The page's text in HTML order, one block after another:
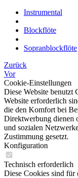
Instrumental
Blockflöte
Sopranblockflöte
Zurück
Vor
Cookie-Einstellungen
Diese Website benutzt
Website erforderlich
die den Komfort bei
Direktwerbung dienen
und sozialen
Zustimmung gesetzt.
Konfiguration
Technisch erforderlich
Diese Cookies sind für